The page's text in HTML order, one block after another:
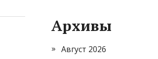
Архивы
Август 2026